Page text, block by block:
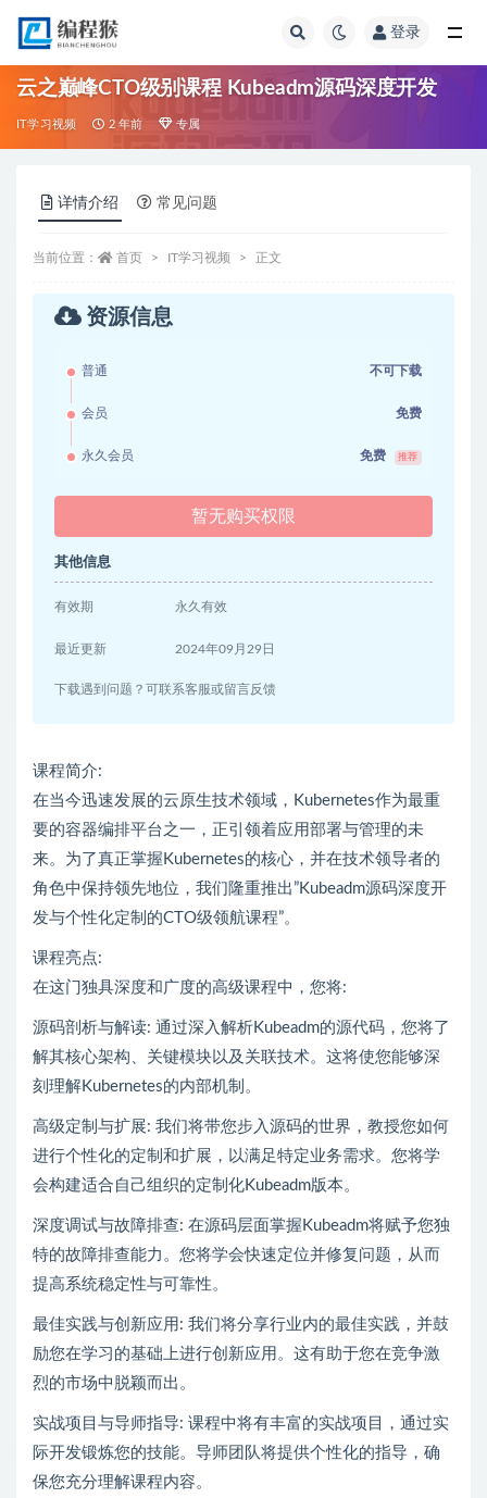
登录
云之巅峰CTO级别课程 Kubeadm源码深度开发
IT学习视频 2 年前 专属
详情介绍 常见问题
当前位置： 首页 IT学习视频 正文
资源信息
普通 不可下载
会员 免费
永久会员 免费 推荐
暂无购买权限
其他信息
有效期 永久有效
最近更新 2024年09月29日
下载遇到问题？可联系客服或留言反馈
课程简介:
在当今迅速发展的云原生技术领域，Kubernetes作为最重
要的容器编排平台之一，正引领着应用部署与管理的未
来。为了真正掌握Kubernetes的核心，并在技术领导者的
角色中保持领先地位，我们隆重推出”Kubeadm源码深度开
发与个性化定制的CTO级领航课程”。
课程亮点:
在这门独具深度和广度的高级课程中，您将:
源码剖析与解读: 通过深入解析Kubeadm的源代码，您将了
解其核心架构、关键模块以及关联技术。这将使您能够深
刻理解Kubernetes的内部机制。
高级定制与扩展: 我们将带您步入源码的世界，教授您如何
进行个性化的定制和扩展，以满足特定业务需求。您将学
会构建适合自己组织的定制化Kubeadm版本。
深度调试与故障排查: 在源码层面掌握Kubeadm将赋予您独
特的故障排查能力。您将学会快速定位并修复问题，从而
提高系统稳定性与可靠性。
最佳实践与创新应用: 我们将分享行业内的最佳实践，并鼓
励您在学习的基础上进行创新应用。这有助于您在竞争激
烈的市场中脱颖而出。
实战项目与导师指导: 课程中将有丰富的实战项目，通过实
际开发锻炼您的技能。导师团队将提供个性化的指导，确
保您充分理解课程内容。